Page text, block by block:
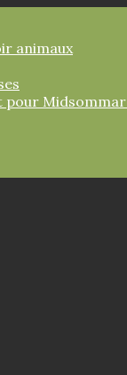
animaux
pour Midsommar